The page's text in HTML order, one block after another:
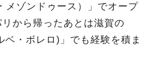
メゾンドゥース）」でオープ
から帰ったあとは滋賀の
ベ・ボレロ)」でも経験を積ま